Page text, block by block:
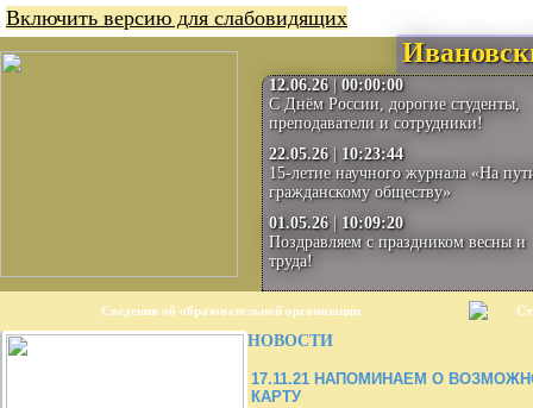
Включить версию для слабовидящих
12.06.26| 00:00:00
С Днём России, дорогие студенты,
преподаватели и сотрудники!
22.05.26| 10:23:44
15-летие научного журнала «На
гражданскому обществу»
01.05.26| 10:09:20
Поздравляем с праздником весны и
труда!
Сведения об образовательной организации
НОВОСТИ
17.11.21 НАПОМИНАЕМ О
КАРТУ